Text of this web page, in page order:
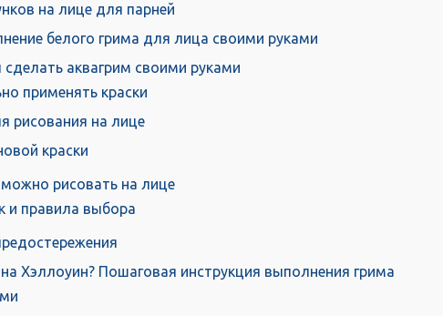
на лице для парней
белого грима для лица своими руками
аквагрим своими руками
применять краски
рисования на лице
краски
рисовать на лице
и правила выбора
Хэллоуин? Пошаговая инструкция выполнения грима